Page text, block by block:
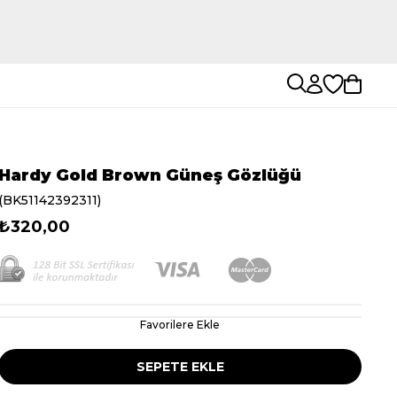
Hardy Gold Brown Güneş Gözlüğü
(BK51142392311)
Favorilere Ekle